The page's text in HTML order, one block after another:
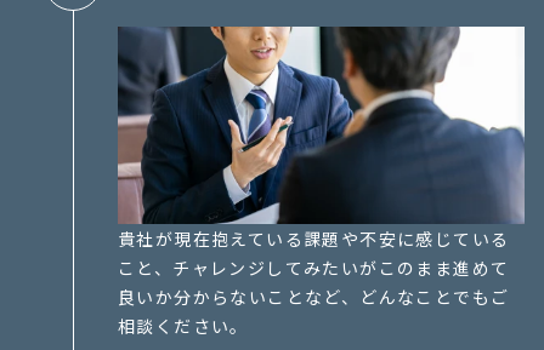
貴社が現在抱えている課題や不安に感じている
こと、チャレンジしてみたいがこのまま進めて
良いか分からないことなど、どんなことでもご
相談ください。